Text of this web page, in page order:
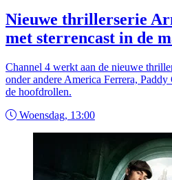
Nieuwe thrillerserie
met sterrencast in de
Channel 4 werkt aan de nieuwe
onder andere America Ferrera,
de hoofdrollen.
Woensdag, 13:00